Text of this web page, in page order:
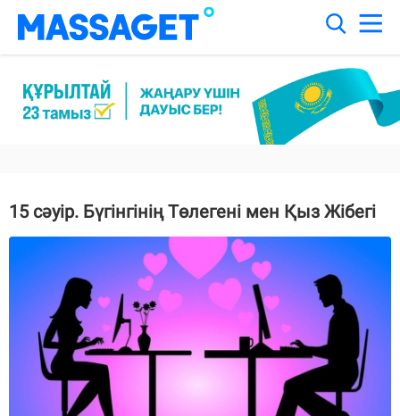
15 сәуір. Бүгінгінің Төлегені мен Қыз Жібегі